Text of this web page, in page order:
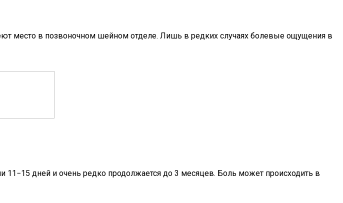
место в позвоночном шейном отделе. Лишь в редких случаях болевые ощущения в
11−15 дней и очень редко продолжается до 3 месяцев. Боль может происходить в